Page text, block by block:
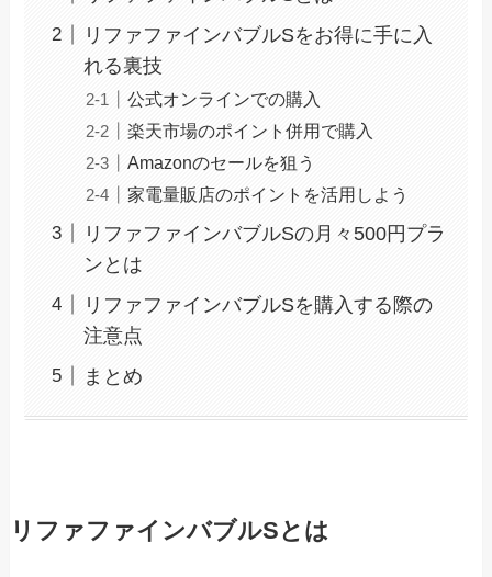
リファファインバブルSをお得に手に入
れる裏技
公式オンラインでの購入
楽天市場のポイント併用で購入
Amazonのセールを狙う
家電量販店のポイントを活用しよう
リファファインバブルSの月々500円プラ
ンとは
リファファインバブルSを購入する際の
注意点
まとめ
リファファインバブルSとは